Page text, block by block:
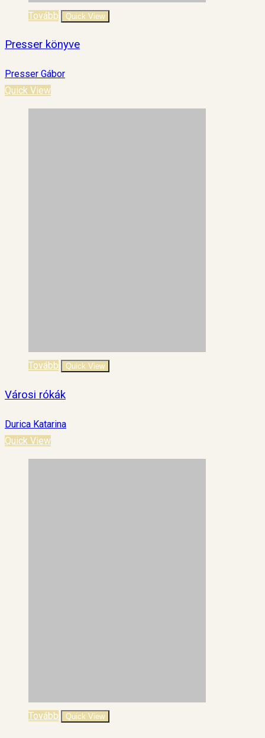
Tovább Quick View
Presser könyve
Presser Gábor
Quick View
Tovább Quick View
Városi rókák
Durica Katarina
Quick View
Tovább Quick View